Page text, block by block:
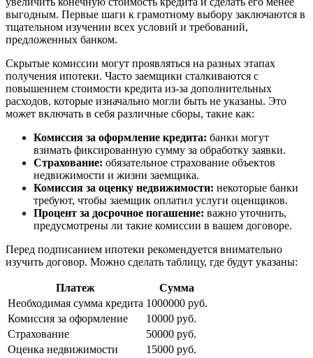
выгодным. Первые шаги к грамотному выбору заключаются в
тщательном изучении всех условий и требований,
предложенных банком.
Скрытые комиссии могут проявляться на разных этапах
получения ипотеки. Часто заемщики сталкиваются с
повышением стоимости кредита из-за дополнительных
расходов, которые изначально могли быть не указаны. Это
может включать в себя различные сборы, такие как:
Комиссия за оформление кредита: банки могут
взимать фиксированную сумму за обработку заявки.
Страхование: обязательное страхование объектов
недвижимости и жизни заемщика.
Комиссия за оценку недвижимости: некоторые банки
требуют, чтобы заемщик оплатил услуги оценщиков.
Процент за досрочное погашение: важно уточнить,
предусмотрены ли такие комиссии в вашем договоре.
Перед подписанием ипотеки рекомендуется внимательно
изучить договор. Можно сделать таблицу, где будут указаны:
Платеж
Сумма
Необходимая сумма кредита 1000000 руб.
Комиссия за оформление
10000 руб.
Страхование
50000 руб.
Оценка недвижимости
15000 руб.